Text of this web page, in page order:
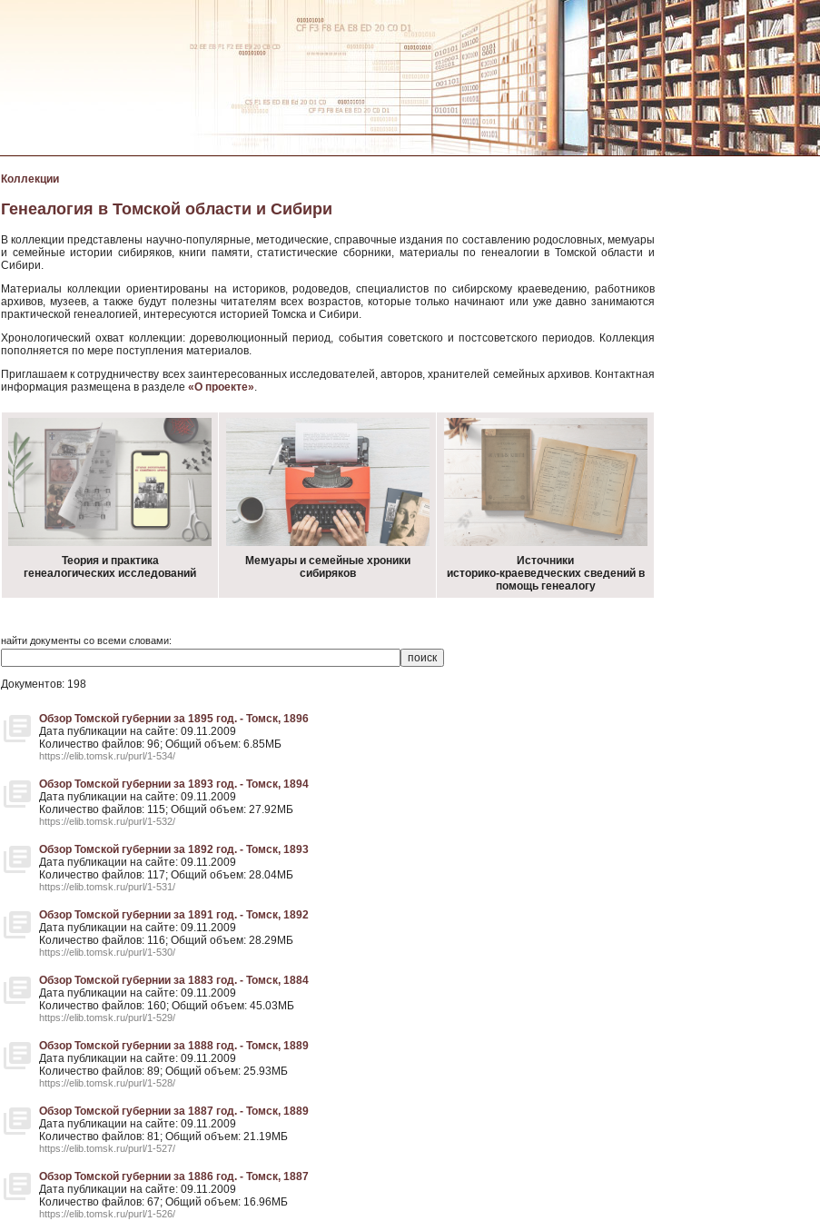
Коллекции
Генеалогия в Томской области и Сибири
В коллекции представлены научно-популярные, методические, справочные издания по составлению родословных, мемуары
и семейные истории сибиряков, книги памяти, статистические сборники, материалы по генеалогии в Томской области и
Сибири.
Материалы коллекции ориентированы на историков, родоведов, специалистов по сибирскому краеведению, работников
архивов, музеев, а также будут полезны читателям всех возрастов, которые только начинают или уже давно занимаются
практической генеалогией, интересуются историей Томска и Сибири.
Хронологический охват коллекции: дореволюционный период, события советского и постсоветского периодов. Коллекция
пополняется по мере поступления материалов.
Приглашаем к сотрудничеству всех заинтересованных исследователей, авторов, хранителей семейных архивов. Контактная
информация размещена в разделе «О проекте».
Теория и практика
генеалогических исследований
Мемуары и семейные хроники
сибиряков
Источники
историко-краеведческих сведений в
помощь генеалогу
найти документы со всеми словами:
Документов: 198
Обзор Томской губернии за 1895 год. - Томск, 1896
Дата публикации на сайте: 09.11.2009
Количество файлов: 96; Общий объем: 6.85МБ
https://elib.tomsk.ru/purl/1-534/
Обзор Томской губернии за 1893 год. - Томск, 1894
Дата публикации на сайте: 09.11.2009
Количество файлов: 115; Общий объем: 27.92МБ
https://elib.tomsk.ru/purl/1-532/
Обзор Томской губернии за 1892 год. - Томск, 1893
Дата публикации на сайте: 09.11.2009
Количество файлов: 117; Общий объем: 28.04МБ
https://elib.tomsk.ru/purl/1-531/
Обзор Томской губернии за 1891 год. - Томск, 1892
Дата публикации на сайте: 09.11.2009
Количество файлов: 116; Общий объем: 28.29МБ
https://elib.tomsk.ru/purl/1-530/
Обзор Томской губернии за 1883 год. - Томск, 1884
Дата публикации на сайте: 09.11.2009
Количество файлов: 160; Общий объем: 45.03МБ
https://elib.tomsk.ru/purl/1-529/
Обзор Томской губернии за 1888 год. - Томск, 1889
Дата публикации на сайте: 09.11.2009
Количество файлов: 89; Общий объем: 25.93МБ
https://elib.tomsk.ru/purl/1-528/
Обзор Томской губернии за 1887 год. - Томск, 1889
Дата публикации на сайте: 09.11.2009
Количество файлов: 81; Общий объем: 21.19МБ
https://elib.tomsk.ru/purl/1-527/
Обзор Томской губернии за 1886 год. - Томск, 1887
Дата публикации на сайте: 09.11.2009
Количество файлов: 67; Общий объем: 16.96МБ
https://elib.tomsk.ru/purl/1-526/